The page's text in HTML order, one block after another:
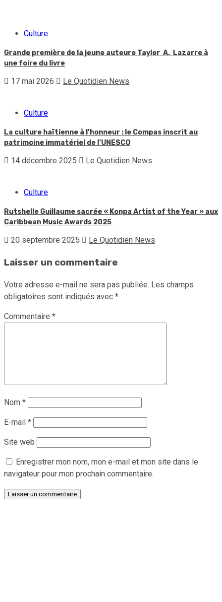
Culture
Grande première de la jeune auteure Tayler A. Lazarre à
une foire du livre
17 mai 2026 Le Quotidien News
Culture
La culture haïtienne à l’honneur : le Compas inscrit au
patrimoine immatériel de l’UNESCO
14 décembre 2025 Le Quotidien News
Culture
Rutshelle Guillaume sacrée « Konpa Artist of the Year » aux
Caribbean Music Awards 2025
20 septembre 2025 Le Quotidien News
Laisser un commentaire
Votre adresse e-mail ne sera pas publiée. Les champs
obligatoires sont indiqués avec *
Commentaire *
Nom *
E-mail *
Site web
Enregistrer mon nom, mon e-mail et mon site dans le
navigateur pour mon prochain commentaire.